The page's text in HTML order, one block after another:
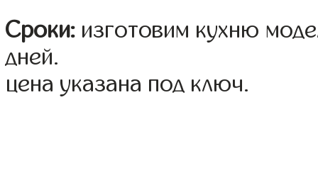
Сроки: изготовим кухню
дней.
цена указана под ключ.